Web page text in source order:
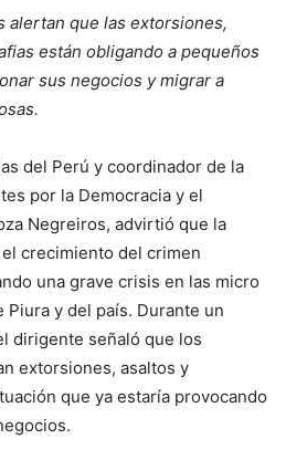
alertan que las extorsiones,
están obligando a pequeños
sus negocios y migrar a
del Perú y coordinador de la
por la Democracia y el
Negreiros, advirtió que la
crecimiento del crimen
una grave crisis en las micro
Piura y del país. Durante un
dirigente señaló que los
extorsiones, asaltos y
que ya estaría provocando